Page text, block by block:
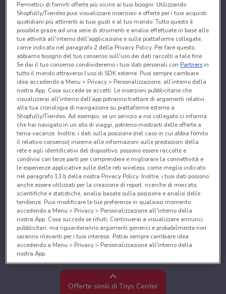
Offerte simili di Toys Center
Permettici di fornirti offerte più vicine ai tuoi bisogni: Utilizzando
Shopfully/Tiendeo puoi visualizzare inserzioni e offerte per i tuoi acquisti
quotidiani più attinenti ai tuoi gusti e al tuo mondo. Tutto questo è
possibile grazie ad una serie di strumenti e analisi effettuate in base alle
tue attività all'interno dell'applicazione e sulle piattaforme collegate,
come indicato nel paragrafo 2 della Privacy Policy. Per fare questo,
abbiamo bisogno del tuo consenso sull'uso dei dati raccolti a tale fine.
Se dai il tuo consenso condivideremo i tuoi dati personali conPartnersin
tutto il mondo attraverso l’uso di SDK esterne. Puoi sempre cambiare
idea accedendo a Menu > Privacy > Personalizzazione, all’interno della
nostra App. Cosa succede se accetti: Le inserzioni pubblicitarie che
visualizzerai all'interno dell’app potranno trattare di argomenti relativi
alla tua cronologia di navigazione su piattaforme esterne a
Shopfully/Tiendeo. Ad esempio, se un servizio a noi collegato ci informa
che hai navigato in un sito di viaggi, potremo mostrarti delle offerte a
tema vacanze. Inoltre, i dati sulla posizione (nel caso in cui abbia fornito
il relativo consenso) insieme alle informazioni sulle prestazioni della
rete e agli identificativi del dispositivo, possono essere raccolte e
condivisi con terze parti per comprendere e migliorare la connettività e
le esperienze applicative sulle delle reti wireless, come meglio indicato
nel paragrafo 13.b della nostra Privacy Policy. Inoltre, i tuoi dati possono
anche essere utilizzati per la creazione di report, ricerche di mercato,
scientifiche e statistiche, analisi basate sulla posizione e analisi delle
tendenze. Puoi modificare le tue preferenze in qualsiasi momento
accedendo a Menu > Privacy > Personalizzazione all'interno della
nostra App. Cosa succede se rifiuti: Continuerai a visualizzare annunci
pubblicitari, ma riguarderanno argomenti generici e probabilmente non
saranno rilevanti per i tuoi interessi. Potrai sempre cambiare idea
accedendo a Menu > Privacy > Personalizzazione all'interno della
nostra App.
Noi e i nostri partner trattiamo i dati per fornire:
Utilizzare dati di geolocalizzazione precisi. Scansione attiva delle
caratteristiche del dispositivo ai fini dell’identificazione. Archiviare